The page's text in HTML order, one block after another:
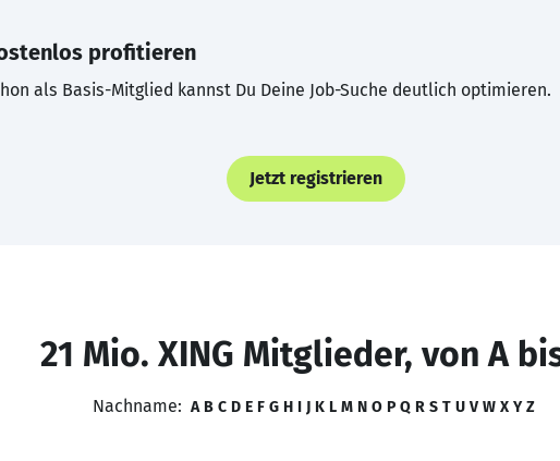
profitieren
als Basis-Mitglied kannst Du Deine Job-Suche deutlich optimieren.
Jetzt registrieren
21 Mio. XING Mitglieder, von A
Nachname: A B C D E F G H I J K L M N O P Q R S T U V W X Y Z